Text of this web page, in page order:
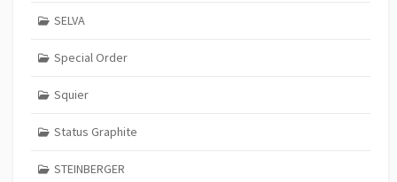
SELVA
Special Order
Squier
Status Graphite
STEINBERGER